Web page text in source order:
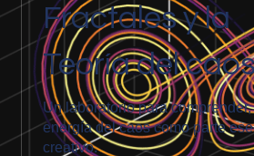
Fractales y la
Teoría del
Un laboratorio para
energía del caos como parte
creativo.